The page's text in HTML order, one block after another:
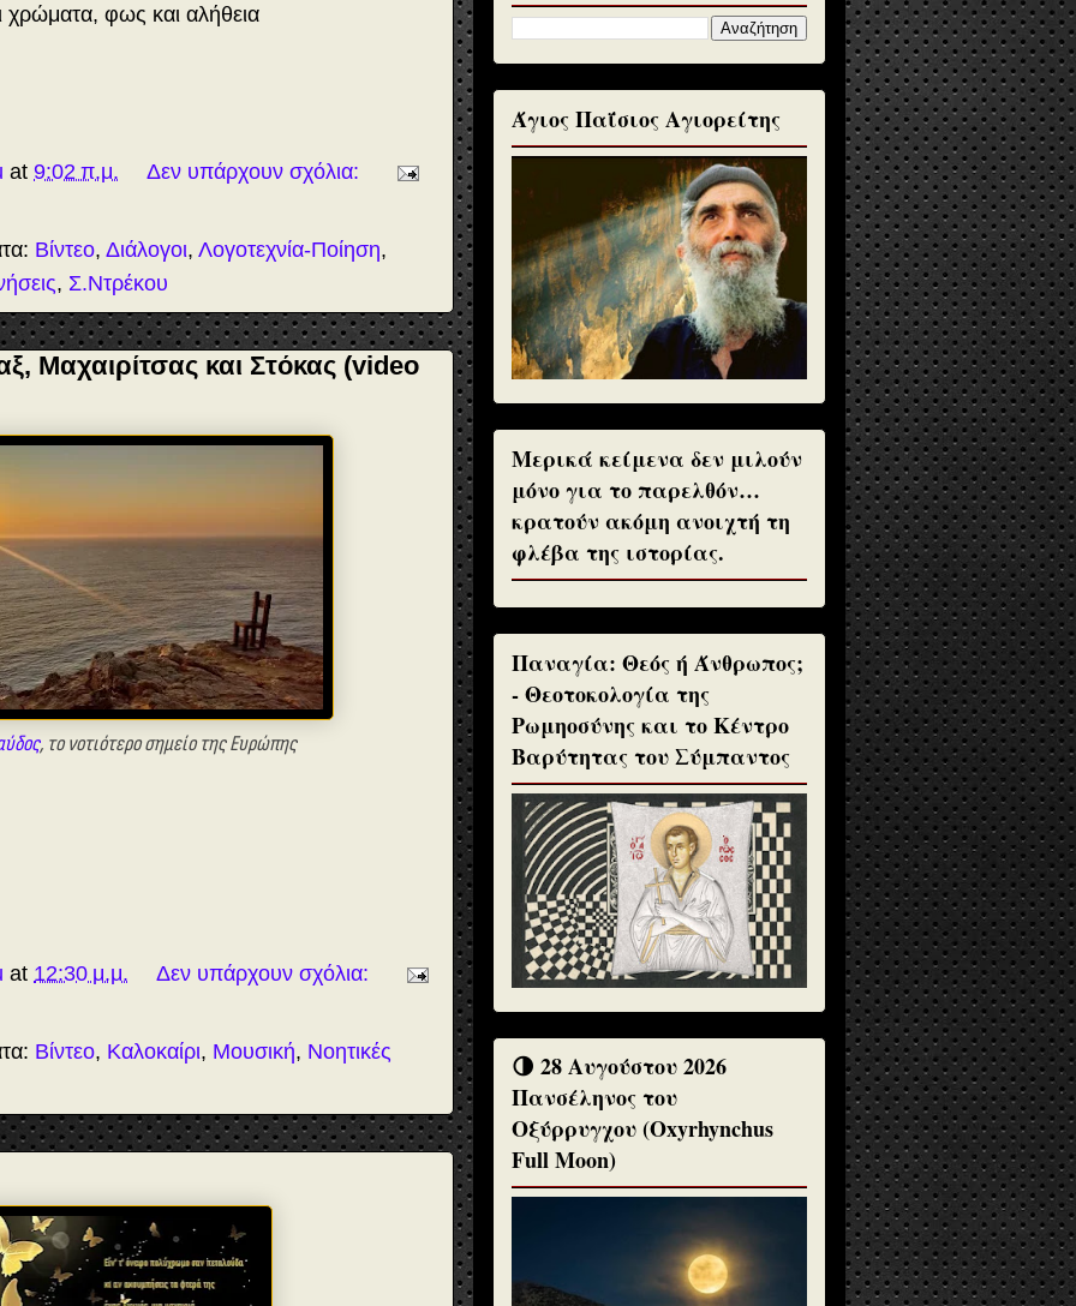
χρώματα, φως και αλήθεια
at 9:02 π.μ. Δεν υπάρχουν σχόλια:
Βίντεο, Διάλογοι, Λογοτεχνία-Ποίηση,
, Σ.Ντρέκου
Μαχαιρίτσας και Στόκας (video
, το νοτιότερο σημείο της Ευρώπης
at 12:30 μ.μ. Δεν υπάρχουν σχόλια:
Βίντεο, Καλοκαίρι, Μουσική, Νοητικές
Άγιος Παΐσιος Αγιορείτης
Μερικά κείμενα δεν μιλούν
μόνο για το παρελθόν…
κρατούν ακόμη ανοιχτή τη
φλέβα της ιστορίας.
Παναγία: Θεός ή Άνθρωπος;
- Θεοτοκολογία της
Ρωμηοσύνης και το Κέντρο
Βαρύτητας του Σύμπαντος
🌗 28 Αυγούστου 2026
Πανσέληνος του
Οξύρρυγχου (Oxyrhynchus
Full Moon)